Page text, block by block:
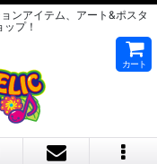
ンアイテム、アート&ポスタ
プ！
カート